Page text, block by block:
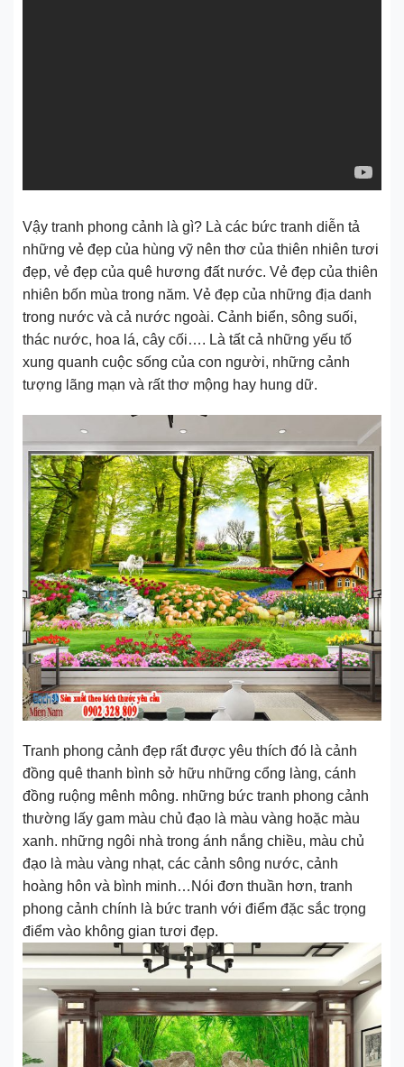
Vậy tranh phong cảnh là gì? Là các bức tranh diễn tả
những vẻ đẹp của hùng vỹ nên thơ của thiên nhiên tươi
đẹp, vẻ đẹp của quê hương đất nước. Vẻ đẹp của thiên
nhiên bốn mùa trong năm. Vẻ đẹp của những địa danh
trong nước và cả nước ngoài. Cảnh biển, sông suối,
thác nước, hoa lá, cây cối…. Là tất cả những yếu tố
xung quanh cuộc sống của con người, những cảnh
tượng lãng mạn và rất thơ mộng hay hung dữ.
Tranh phong cảnh đẹp rất được yêu thích đó là cảnh
đồng quê thanh bình sở hữu những cổng làng, cánh
đồng ruộng mênh mông. những bức tranh phong cảnh
thường lấy gam màu chủ đạo là màu vàng hoặc màu
xanh. những ngôi nhà trong ánh nắng chiều, màu chủ
đạo là màu vàng nhạt, các cảnh sông nước, cảnh
hoàng hôn và bình minh…Nói đơn thuần hơn, tranh
phong cảnh chính là bức tranh với điểm đặc sắc trọng
điểm vào không gian tươi đẹp.